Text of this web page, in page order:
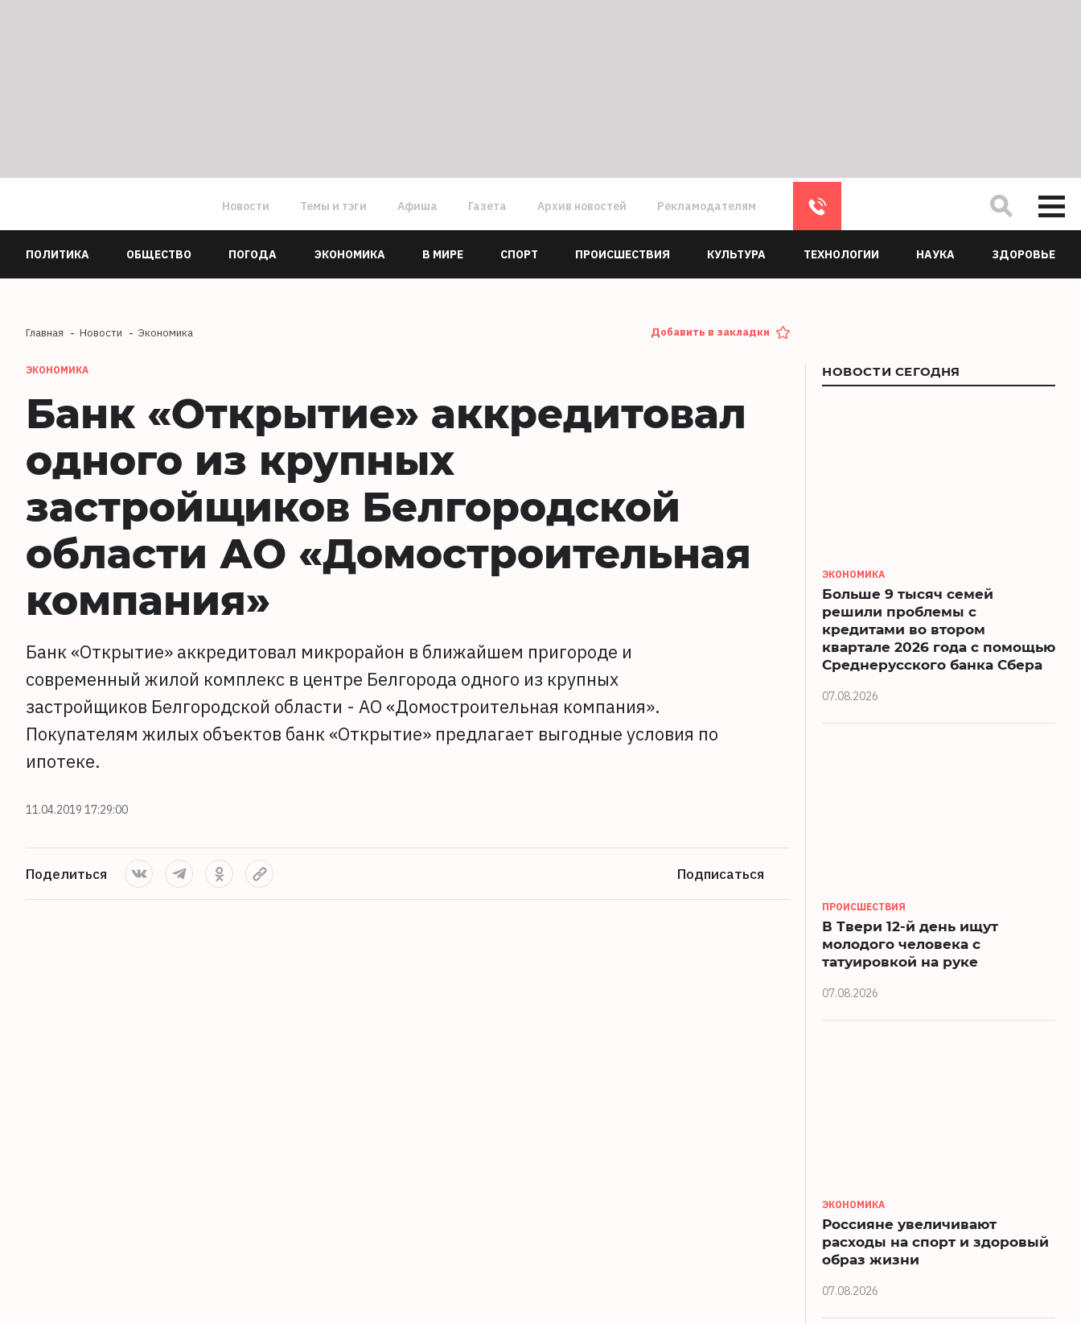
Новости Темы и тэги Афиша Газета Архив новостей Рекламодателям
ПОЛИТИКА ОБЩЕСТВО ПОГОДА ЭКОНОМИКА В МИРЕ СПОРТ ПРОИСШЕСТВИЯ КУЛЬТУРА ТЕХНОЛОГИИ НАУКА ЗДОРОВЬЕ
Главная Новости Экономика Добавить в закладки
ЭКОНОМИКА
Банк «Открытие» аккредитовал
одного из крупных
застройщиков Белгородской
области АО «Домостроительная
компания»
Банк «Открытие» аккредитовал микрорайон в ближайшем пригороде и
современный жилой комплекс в центре Белгорода одного из крупных
застройщиков Белгородской области - АО «Домостроительная компания».
Покупателям жилых объектов банк «Открытие» предлагает выгодные условия по
ипотеке.
11.04.2019 17:29:00
Поделиться Подписаться
НОВОСТИ СЕГОДНЯ
ЭКОНОМИКА
Больше 9 тысяч семей
решили проблемы с
кредитами во втором
квартале 2026 года с помощью
Среднерусского банка Сбера
07.08.2026
ПРОИСШЕСТВИЯ
В Твери 12-й день ищут
молодого человека с
татуировкой на руке
07.08.2026
ЭКОНОМИКА
Россияне увеличивают
расходы на спорт и здоровый
образ жизни
07.08.2026